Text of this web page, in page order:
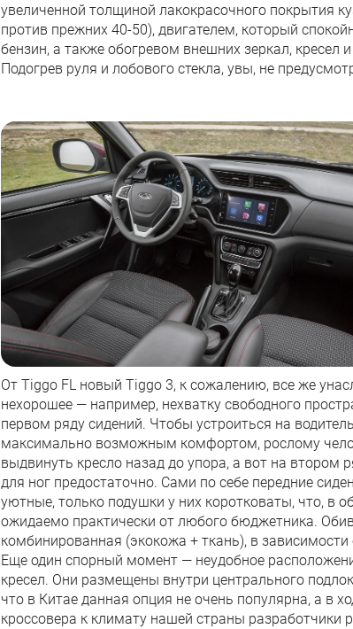
увеличенной толщиной лакокрасочного покрытия
против прежних 40-50), двигателем, который
бензин, а также обогревом внешних зеркал, кресел и
Подогрев руля и лобового стекла, увы, не
От Tiggo FL новый Tiggo 3, к сожалению, все же
нехорошее — например, нехватку свободного
первом ряду сидений. Чтобы устроиться на
максимально возможным комфортом, рослому
выдвинуть кресло назад до упора, а вот на втором
для ног предостаточно. Сами по себе передние
уютные, только подушки у них коротковаты, что, в
ожидаемо практически от любого бюджетника.
комбинированная (экокожа + ткань), в зависимости
Еще один спорный момент — неудобное
кресел. Они размещены внутри центрального
что в Китае данная опция не очень популярна, а в
кроссовера к климату нашей страны разработчики